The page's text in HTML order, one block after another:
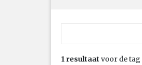
1 resultaat voor de tag